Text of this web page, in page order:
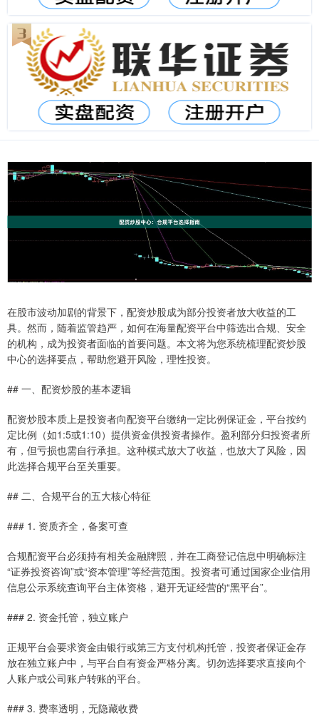
在股市波动加剧的背景下，配资炒股成为部分投资者放大收益的工
具。然而，随着监管趋严，如何在海量配资平台中筛选出合规、安全
的机构，成为投资者面临的首要问题。本文将为您系统梳理配资炒股
中心的选择要点，帮助您避开风险，理性投资。
## 一、配资炒股的基本逻辑
配资炒股本质上是投资者向配资平台缴纳一定比例保证金，平台按约
定比例（如1:5或1:10）提供资金供投资者操作。盈利部分归投资者所
有，但亏损也需自行承担。这种模式放大了收益，也放大了风险，因
此选择合规平台至关重要。
## 二、合规平台的五大核心特征
### 1. 资质齐全，备案可查
合规配资平台必须持有相关金融牌照，并在工商登记信息中明确标注
“证券投资咨询”或“资本管理”等经营范围。投资者可通过国家企业信用
信息公示系统查询平台主体资格，避开无证经营的“黑平台”。
### 2. 资金托管，独立账户
正规平台会要求资金由银行或第三方支付机构托管，投资者保证金存
放在独立账户中，与平台自有资金严格分离。切勿选择要求直接向个
人账户或公司账户转账的平台。
### 3. 费率透明，无隐藏收费